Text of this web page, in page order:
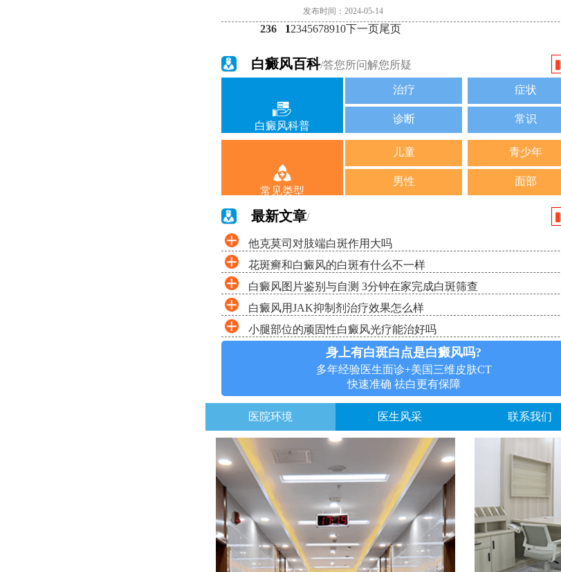
发布时间：2024-05-14
236 12345678910下一页尾页
白癜风百科/答您所问解您所疑
白癜风科普
治疗 症状
诊断 常识
常见类型
儿童 青少年
男性 面部
最新文章/
他克莫司对肢端白斑作用大吗
花斑癣和白癜风的白斑有什么不一样
白癜风图片鉴别与自测 3分钟在家完成白斑筛查
白癜风用JAK抑制剂治疗效果怎么样
小腿部位的顽固性白癜风光疗能治好吗
身上有白斑白点是白癜风吗?
多年经验医生面诊+美国三维皮肤CT
快速准确 祛白更有保障
医院环境 医生风采 联系我们